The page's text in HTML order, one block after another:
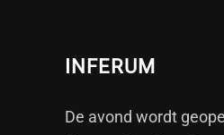
INFERUM
De avond wordt